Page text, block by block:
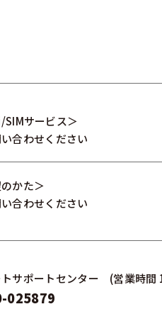
SIMサービス＞
合わせください
かた＞
合わせください
トサポートセンター (営業時
025879